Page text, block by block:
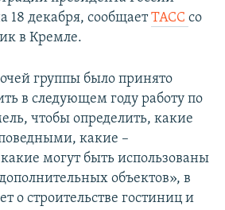
18 декабря, сообщаетТАСС со
в Кремле.
группы было принято
в следующем году работу по
чтобы определить, какие
какие –
могут быть использованы
объектов», в
о строительстве гостиниц и